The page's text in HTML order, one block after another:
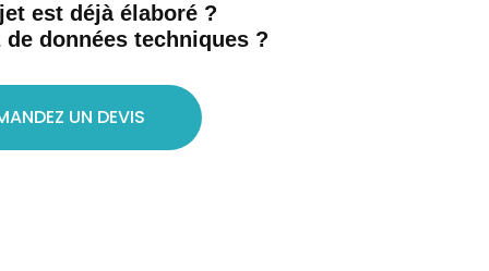
est déjà élaboré ?
de données techniques ?
UN DEVIS